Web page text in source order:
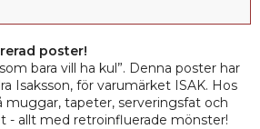
poster!
bara vill ha kul”. Denna poster har
Isaksson, för varumärket ISAK. Hos
muggar, tapeter, serveringsfat och
- allt med retroinfluerade mönster!